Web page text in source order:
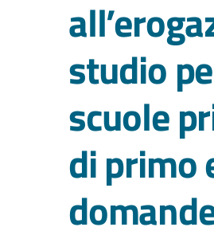
studio
scuole
di primo